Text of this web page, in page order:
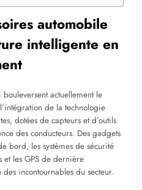
automobile
intelligente en
bouleversent actuellement le
de la technologie
dotées de capteurs et d’outils
des conducteurs. Des gadgets
bord, les systèmes de sécurité
et les GPS de dernière
incontournables du secteur.